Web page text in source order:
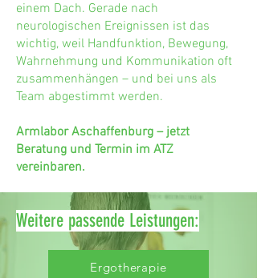
einem Dach. Gerade nach
neurologischen Ereignissen ist das
wichtig, weil Handfunktion, Bewegung,
Wahrnehmung und Kommunikation oft
zusammenhängen – und bei uns als
Team abgestimmt werden.
Armlabor Aschaffenburg – jetzt
Beratung und Termin im ATZ
vereinbaren.
Weitere passende Leistungen:
Ergotherapie